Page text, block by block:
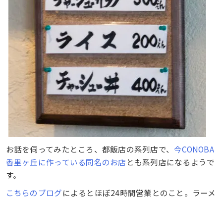
お話を伺ってみたところ、都飯店の系列店で、今CONOBA
香里ヶ丘に作っている同名のお店 とも系列店になるようで
す。
こちらのブログによるとほぼ24時間営業とのこと。ラーメ